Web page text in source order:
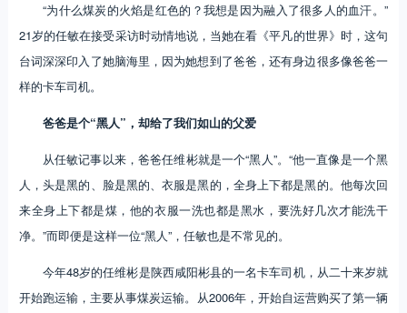
“为什么煤炭的火焰是红色的？我想是因为融入了很多人的血汗。”
21岁的任敏在接受采访时动情地说，当她在看《平凡的世界》时，这句
台词深深印入了她脑海里，因为她想到了爸爸，还有身边很多像爸爸一
样的卡车司机。
爸爸是个“黑人”，却给了我们如山的父爱
从任敏记事以来，爸爸任维彬就是一个“黑人”。“他一直像是一个黑
人，头是黑的、脸是黑的、衣服是黑的，全身上下都是黑的。他每次回
来全身上下都是煤，他的衣服一洗也都是黑水，要洗好几次才能洗干
净。”而即便是这样一位“黑人”，任敏也是不常见的。
今年48岁的任维彬是陕西咸阳彬县的一名卡车司机，从二十来岁就
开始跑运输，主要从事煤炭运输。从2006年，开始自运营购买了第一辆